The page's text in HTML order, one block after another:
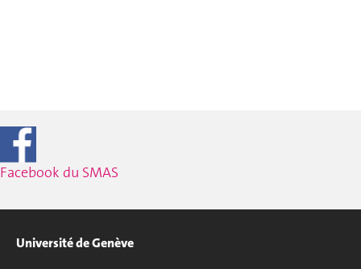
Facebook du SMAS
Université de Genève